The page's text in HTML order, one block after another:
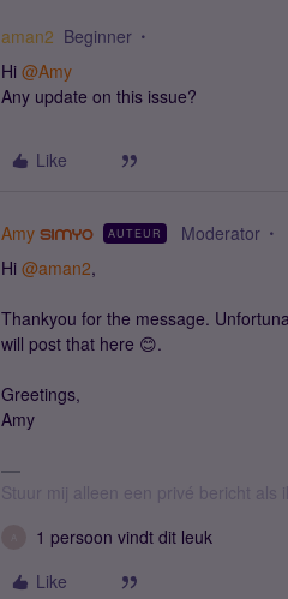
aman2 Beginner
Hi @Amy
Any update on this issue?
Like
Amy AUTEUR Moderator
Hi @aman2,
Thankyou for the message.
will post that here 😊.
Greetings,
Amy
Stuur mij alleen een privé bericht als
1 persoon vindt dit leuk
Like